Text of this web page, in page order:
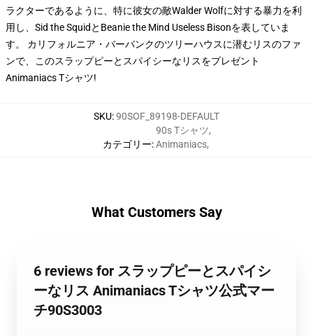
ラクターであるように、特に彼女の敵Walder Wolfに対する暴力を利
用し、Sid the SquidとBeanie the Mind Useless Bisonを表していま
す。 カリフォルニア・バーバンクのツリーハウスに潜むリスのファ
ンで、このスラップピーとスパイシーなリスをプレゼント
Animaniacs Tシャツ!
SKU:90SOF_89198-DEFAULT
カテゴリー:
90s Tシャツ,
Animaniacs,
What Customers Say
6 reviews for スラップピーとスパイシ
ーなリス Animaniacs Tシャツ公式マー
チ90S3003